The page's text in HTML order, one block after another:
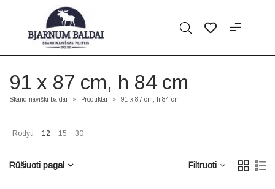
91 x 87 cm, h 84 cm
Skandinaviški baldai > Produktai > 91 x 87 cm, h 84 cm
Rodyti 12 15 30
Filtruoti
Rūšiuoti pagal